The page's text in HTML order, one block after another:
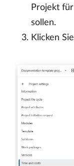
Projekt
sollen.
Klicken Sie